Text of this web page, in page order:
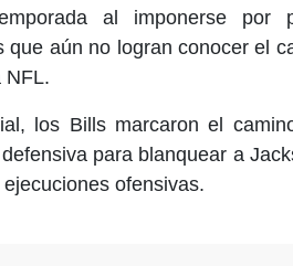
al imponerse
que aún no logran conocer el
NFL.
los Bills marcaron el
para blanquear a
ofensivas.